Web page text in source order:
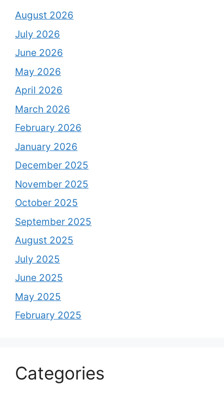
August 2026
July 2026
June 2026
May 2026
April 2026
March 2026
February 2026
January 2026
December 2025
November 2025
October 2025
September 2025
August 2025
July 2025
June 2025
May 2025
February 2025
Categories